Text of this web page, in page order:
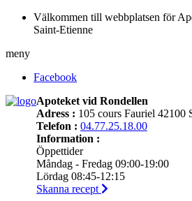
Välkommen till webbplatsen för
Saint-Etienne
meny
Facebook
Apoteket vid Rondellen
Adress : 105 cours Fauriel 42100
Telefon : 04.77.25.18.00
Information :
Öppettider
Måndag - Fredag 09:00-19:00
Lördag 08:45-12:15
Skanna recept